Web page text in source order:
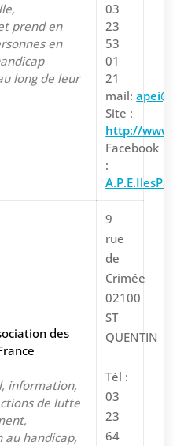
prend en
en
long de leur
03
23
53
01
21
mail:
Site :
http://
Facebook
:
des
information,
de lutte
au handicap,
9
rue
de
Crimée
02100
ST
QUENTIN
Tél :
03
23
64